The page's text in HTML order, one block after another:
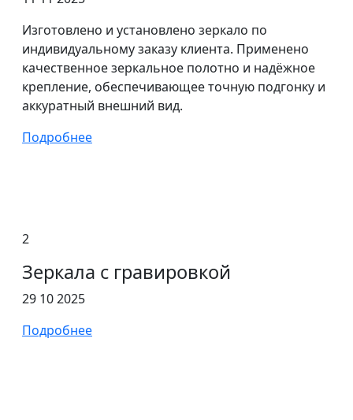
Изготовлено и установлено зеркало по
индивидуальному заказу клиента. Применено
качественное зеркальное полотно и надёжное
крепление, обеспечивающее точную подгонку и
аккуратный внешний вид.
Подробнее
2
Зеркала с гравировкой
29 10 2025
Подробнее